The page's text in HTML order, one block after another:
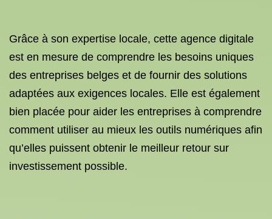
Grâce à son expertise locale, cette agence digitale
est en mesure de comprendre les besoins uniques
des entreprises belges et de fournir des solutions
adaptées aux exigences locales. Elle est également
bien placée pour aider les entreprises à comprendre
comment utiliser au mieux les outils numériques afin
qu’elles puissent obtenir le meilleur retour sur
investissement possible.